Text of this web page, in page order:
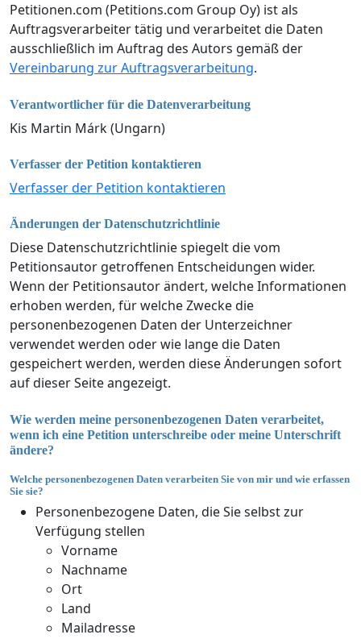
Petitionen.com (Petitions.com Group Oy) ist als
Auftragsverarbeiter tätig und verarbeitet die Daten
ausschließlich im Auftrag des Autors gemäß der
Vereinbarung zur Auftragsverarbeitung.
Verantwortlicher für die Datenverarbeitung
Kis Martin Márk (Ungarn)
Verfasser der Petition kontaktieren
Verfasser der Petition kontaktieren
Änderungen der Datenschutzrichtlinie
Diese Datenschutzrichtlinie spiegelt die vom
Petitionsautor getroffenen Entscheidungen wider.
Wenn der Petitionsautor ändert, welche Informationen
erhoben werden, für welche Zwecke die
personenbezogenen Daten der Unterzeichner
verwendet werden oder wie lange die Daten
gespeichert werden, werden diese Änderungen sofort
auf dieser Seite angezeigt.
Wie werden meine personenbezogenen Daten verarbeitet,
wenn ich eine Petition unterschreibe oder meine Unterschrift
ändere?
Welche personenbezogenen Daten verarbeiten Sie von mir und wie erfassen
Sie sie?
Personenbezogene Daten, die Sie selbst zur
Verfügung stellen
Vorname
Nachname
Ort
Land
Mailadresse